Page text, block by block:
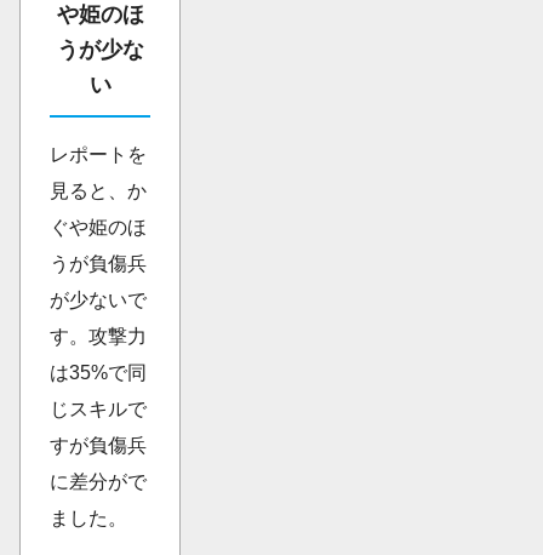
や姫のほ
うが少な
い
レポートを
見ると、か
ぐや姫のほ
うが負傷兵
が少ないで
す。攻撃力
は35%で同
じスキルで
すが負傷兵
に差分がで
ました。